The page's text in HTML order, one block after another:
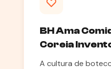
BH Ama
Coreia
A cultura de